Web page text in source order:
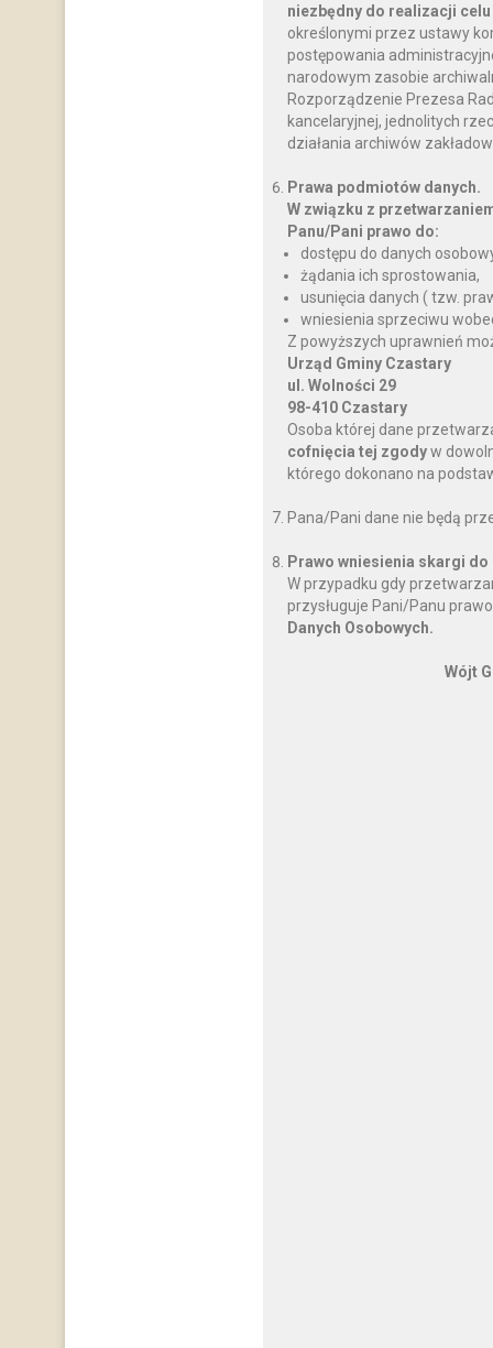
niezbędny do realizacji
określonymi przez ustawy
postępowania
narodowym zasobie
Rozporządzenie Prezesa
kancelaryjnej, jednolitych
działania archiwów
Prawa podmiotów danych.
W związku z
Panu/Pani prawo do:
dostępu do danych
żądania ich sprostowania,
usunięcia danych ( tzw.
wniesienia sprzeciwu
Z powyższych uprawnień
Urząd Gminy Czastary
ul. Wolności 29
98-410 Czastary
Osoba której dane
cofnięcia tej zgodyw
którego dokonano na
Pana/Pani dane nie będą
Prawo wniesienia skargi
W przypadku gdy
przysługuje Pani/Panu
Danych Osobowych.
Wójt